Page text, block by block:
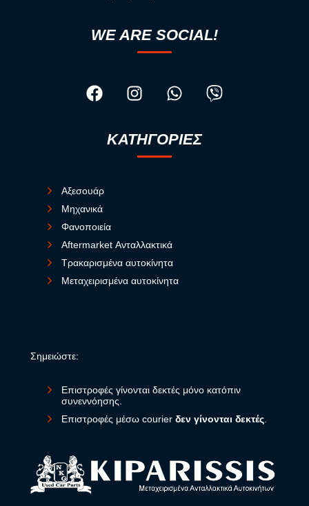
WE ARE SOCIAL!
ΚΑΤΗΓΟΡΙΕΣ
Αξεσουάρ
Μηχανικά
Φανοποιεία
Aftermarket Ανταλλακτικά
Τρακαρισμένα αυτοκίνητα
Μεταχειρισμένα αυτοκίνητα
Σημειώστε:
Επιστροφές γίνονται δεκτές μόνο κατόπιν
συνεννόησης.
Επιστροφές μέσω courier δεν γίνονται δεκτές.